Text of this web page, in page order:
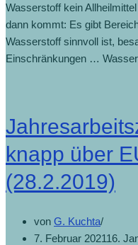
Wasserstoff kein
dann kommt: Es gibt
Wasserstoff sinnvoll ist,
Einschränkungen …
knapp über
(28.2.2019)
von G. Kuchta
7. Februar 202116.